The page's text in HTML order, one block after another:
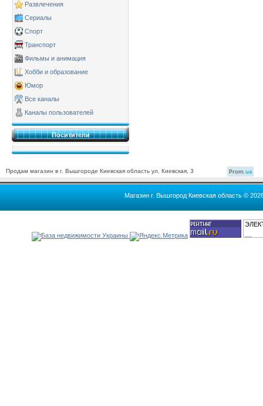
Развлечения
Сериалы
Спорт
Транспорт
Фильмы и анимация
Хобби и образование
Юмор
Все каналы
Каналы пользователей
Поситители
Продам магазин в г. Вышгороде Киевская область ул. Киевская, 3 Prom.ua
Магазин г. Вышгород Киевская область ©